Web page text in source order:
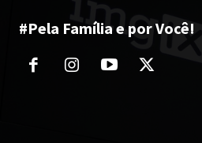
#Pela Família e por Você!